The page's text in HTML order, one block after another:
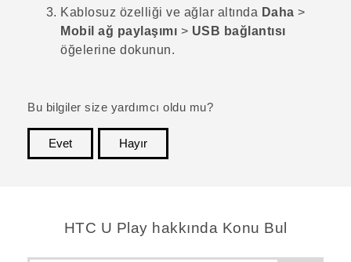
Kablosuz özelliği ve ağlar altında Daha >
Mobil ağ paylaşımı > USB bağlantısı
öğelerine dokunun.
Bu bilgiler size yardımcı oldu mu?
Evet
Hayır
HTC U Play hakkında Konu Bul